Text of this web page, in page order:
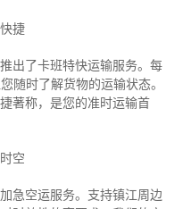
捷
出了卡班特快运输服务。每
随时了解货物的运输状态。
著称，是您的准时运输首
空
急空运服务。支持镇江周边